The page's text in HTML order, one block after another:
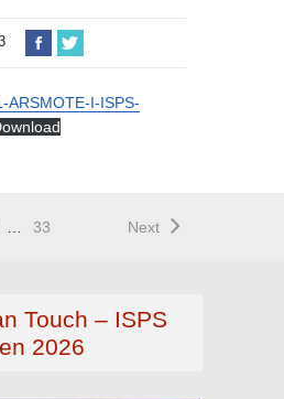
ARSMOTE-I-ISPS-
33 Next
Touch – ISPS
2026